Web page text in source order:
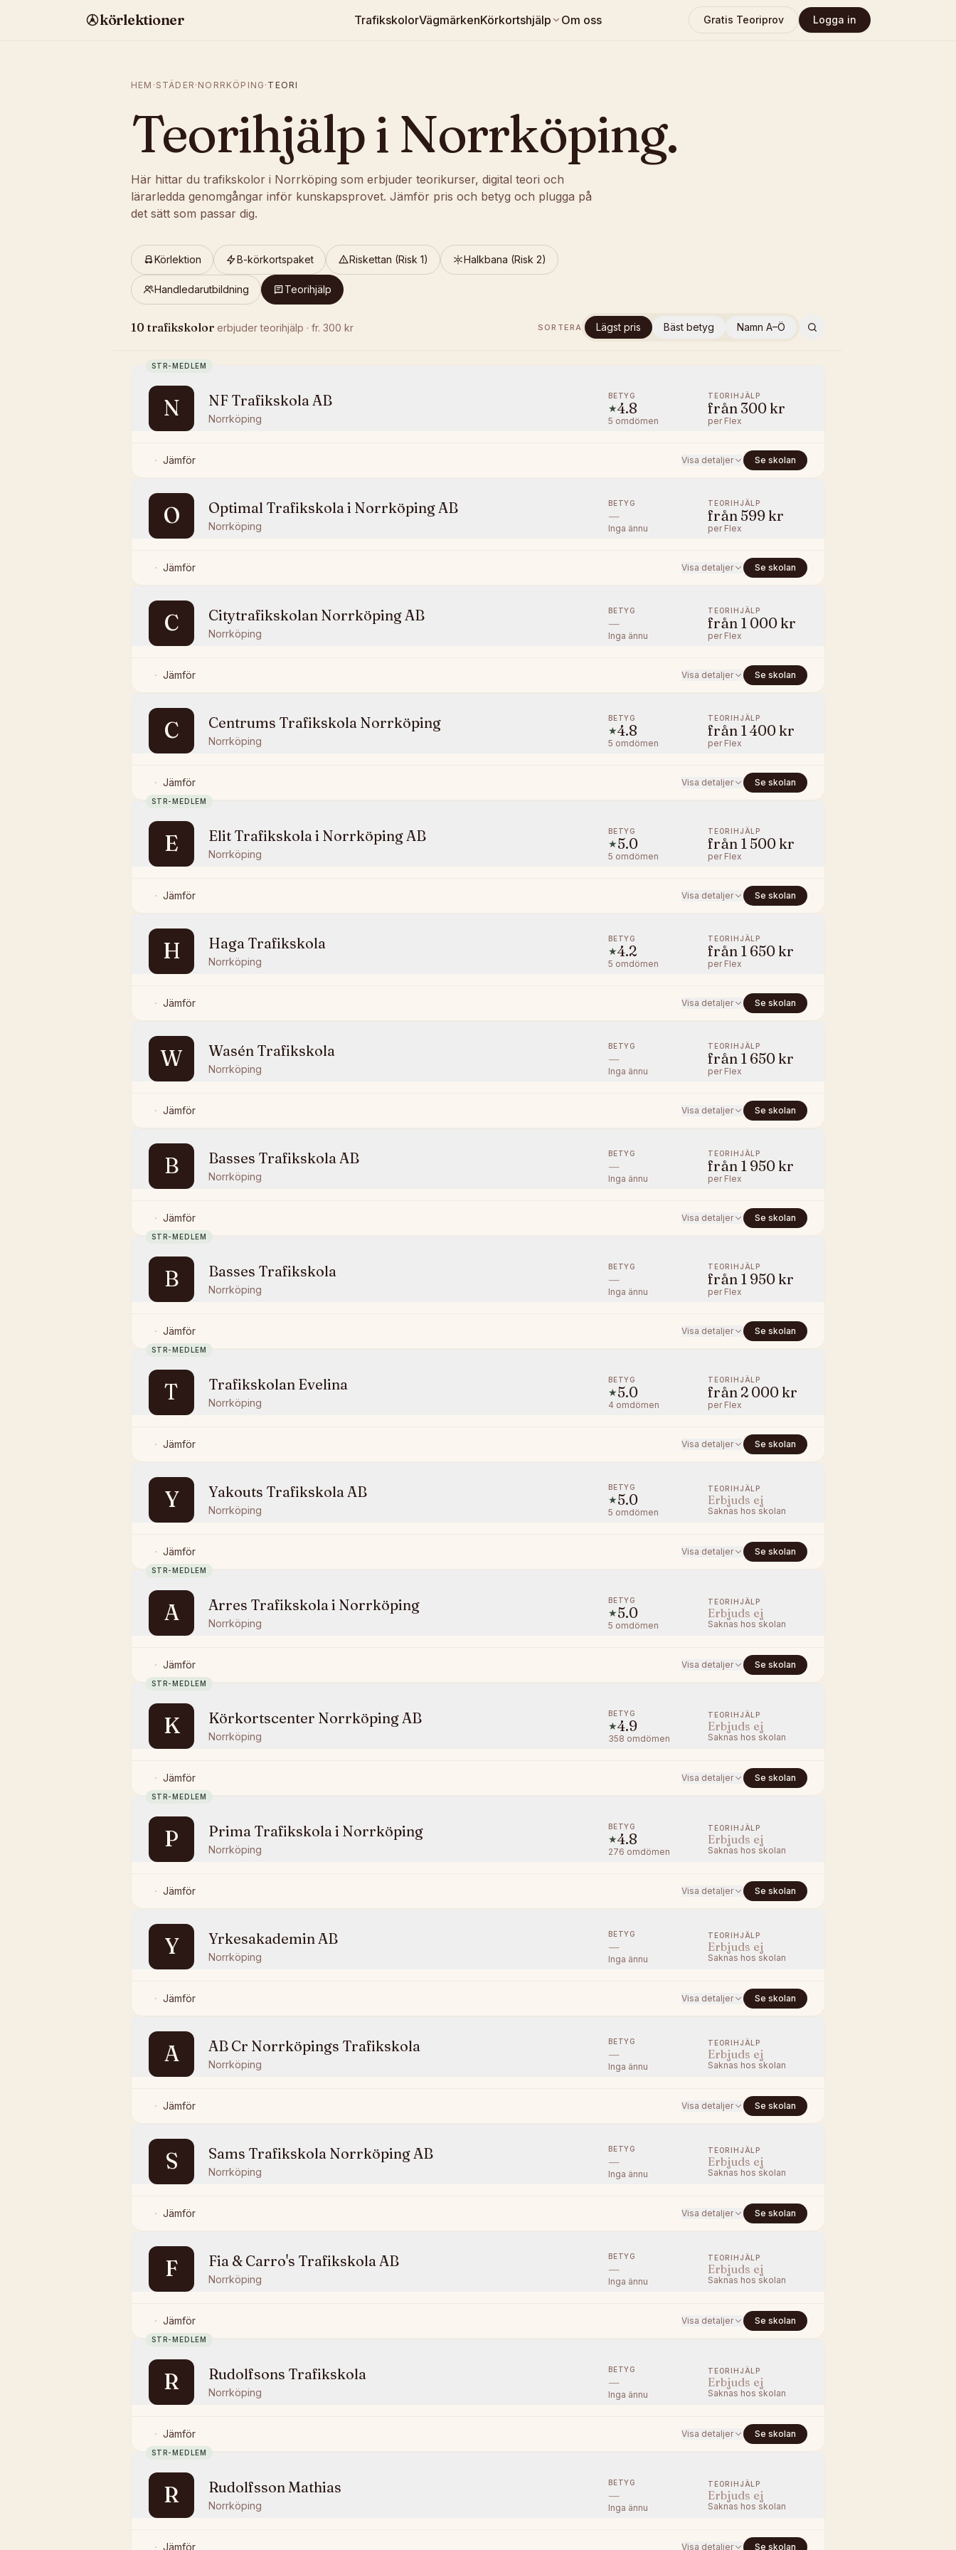
körlektioner TrafikskolorVägmärkenKörkortshjälp Om oss Gratis Teoriprov Logga in
HEM · STÄDER · NORRKÖPING · TEORI
Teorihjälpi Norrköping.
Här hittar du trafikskolor i Norrköping som erbjuder teorikurser, digital teori och
lärarledda genomgångar inför kunskapsprovet. Jämför pris och betyg och plugga på
det sätt som passar dig.
Körlektion B-körkortspaket Riskettan (Risk 1) Halkbana (Risk 2)
Handledarutbildning Teorihjälp
10 trafikskolor erbjuderteorihjälp · fr. 300 kr SORTERA Lägst pris Bäst betyg Namn A–Ö
STR-MEDLEM
N NF Trafikskola AB
Norrköping
BETYG
★4.8
5 omdömen
TEORIHJÄLP
från 300 kr
per Flex
Jämför Visa detaljer Se skolan
O Optimal Trafikskola i Norrköping AB
Norrköping
BETYG
—
Inga ännu
TEORIHJÄLP
från 599 kr
per Flex
Jämför Visa detaljer Se skolan
C Citytrafikskolan Norrköping AB
Norrköping
BETYG
—
Inga ännu
TEORIHJÄLP
från 1 000 kr
per Flex
Jämför Visa detaljer Se skolan
C Centrums Trafikskola Norrköping
Norrköping
BETYG
★4.8
5 omdömen
TEORIHJÄLP
från 1 400 kr
per Flex
Jämför Visa detaljer Se skolan
STR-MEDLEM
E Elit Trafikskola i Norrköping AB
Norrköping
BETYG
★5.0
5 omdömen
TEORIHJÄLP
från 1 500 kr
per Flex
Jämför Visa detaljer Se skolan
H Haga Trafikskola
Norrköping
BETYG
★4.2
5 omdömen
TEORIHJÄLP
från 1 650 kr
per Flex
Jämför Visa detaljer Se skolan
W Wasén Trafikskola
Norrköping
BETYG
—
Inga ännu
TEORIHJÄLP
från 1 650 kr
per Flex
Jämför Visa detaljer Se skolan
B Basses Trafikskola AB
Norrköping
BETYG
—
Inga ännu
TEORIHJÄLP
från 1 950 kr
per Flex
Jämför Visa detaljer Se skolan
STR-MEDLEM
B Basses Trafikskola
Norrköping
BETYG
—
Inga ännu
TEORIHJÄLP
från 1 950 kr
per Flex
Jämför Visa detaljer Se skolan
STR-MEDLEM
T Trafikskolan Evelina
Norrköping
BETYG
★5.0
4 omdömen
TEORIHJÄLP
från 2 000 kr
per Flex
Jämför Visa detaljer Se skolan
Y Yakouts Trafikskola AB
Norrköping
BETYG
★5.0
5 omdömen
TEORIHJÄLP
Erbjuds ej
Saknas hos skolan
Jämför Visa detaljer Se skolan
STR-MEDLEM
A Arres Trafikskola i Norrköping
Norrköping
BETYG
★5.0
5 omdömen
TEORIHJÄLP
Erbjuds ej
Saknas hos skolan
Jämför Visa detaljer Se skolan
STR-MEDLEM
K Körkortscenter Norrköping AB
Norrköping
BETYG
★4.9
358 omdömen
TEORIHJÄLP
Erbjuds ej
Saknas hos skolan
Jämför Visa detaljer Se skolan
STR-MEDLEM
P Prima Trafikskola i Norrköping
Norrköping
BETYG
★4.8
276 omdömen
TEORIHJÄLP
Erbjuds ej
Saknas hos skolan
Jämför Visa detaljer Se skolan
Y Yrkesakademin AB
Norrköping
BETYG
—
Inga ännu
TEORIHJÄLP
Erbjuds ej
Saknas hos skolan
Jämför Visa detaljer Se skolan
A AB Cr Norrköpings Trafikskola
Norrköping
BETYG
—
Inga ännu
TEORIHJÄLP
Erbjuds ej
Saknas hos skolan
Jämför Visa detaljer Se skolan
S Sams Trafikskola Norrköping AB
Norrköping
BETYG
—
Inga ännu
TEORIHJÄLP
Erbjuds ej
Saknas hos skolan
Jämför Visa detaljer Se skolan
F Fia & Carro's Trafikskola AB
Norrköping
BETYG
—
Inga ännu
TEORIHJÄLP
Erbjuds ej
Saknas hos skolan
Jämför Visa detaljer Se skolan
STR-MEDLEM
R Rudolfsons Trafikskola
Norrköping
BETYG
—
Inga ännu
TEORIHJÄLP
Erbjuds ej
Saknas hos skolan
Jämför Visa detaljer Se skolan
STR-MEDLEM
R Rudolfsson Mathias
Norrköping
BETYG
—
Inga ännu
TEORIHJÄLP
Erbjuds ej
Saknas hos skolan
Jämför Visa detaljer Se skolan